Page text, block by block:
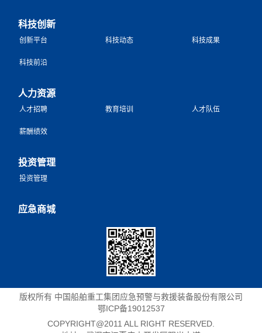
科技创新
创新平台 科技动态 科技成果
科技前沿
人力资源
人才招聘 教育培训 人才队伍
薪酬绩效
投资管理
投资管理
应急商城
版权所有 中国船舶重工集团应急预警与救援装备股份有限公司
鄂ICP备19012537
COPYRIGHT@2011 ALL RIGHT RESERVED.